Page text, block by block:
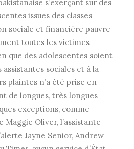
s’exerçant sur des
issues des classes
sociale et financière pauvre
toutes les victimes
que des adolescentes soient
sociales et à la
plaintes n’a été prise en
de longues, très longues
exceptions, comme
Maggie Oliver, l’assistante
Jayne Senior, Andrew